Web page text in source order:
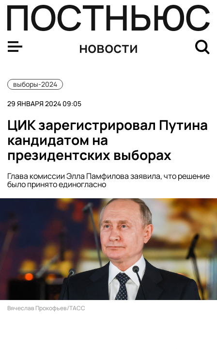
новости
выборы-2024
29 ЯНВАРЯ 2024 09:05
ЦИК зарегистрировал Путина
кандидатом на
президентских выборах
Глава комиссии Элла Памфилова заявила, что решение
было принято единогласно
Вячеслав Прокофьев/ТАСС
Евросоюз введет санкции против Венгрии из-за